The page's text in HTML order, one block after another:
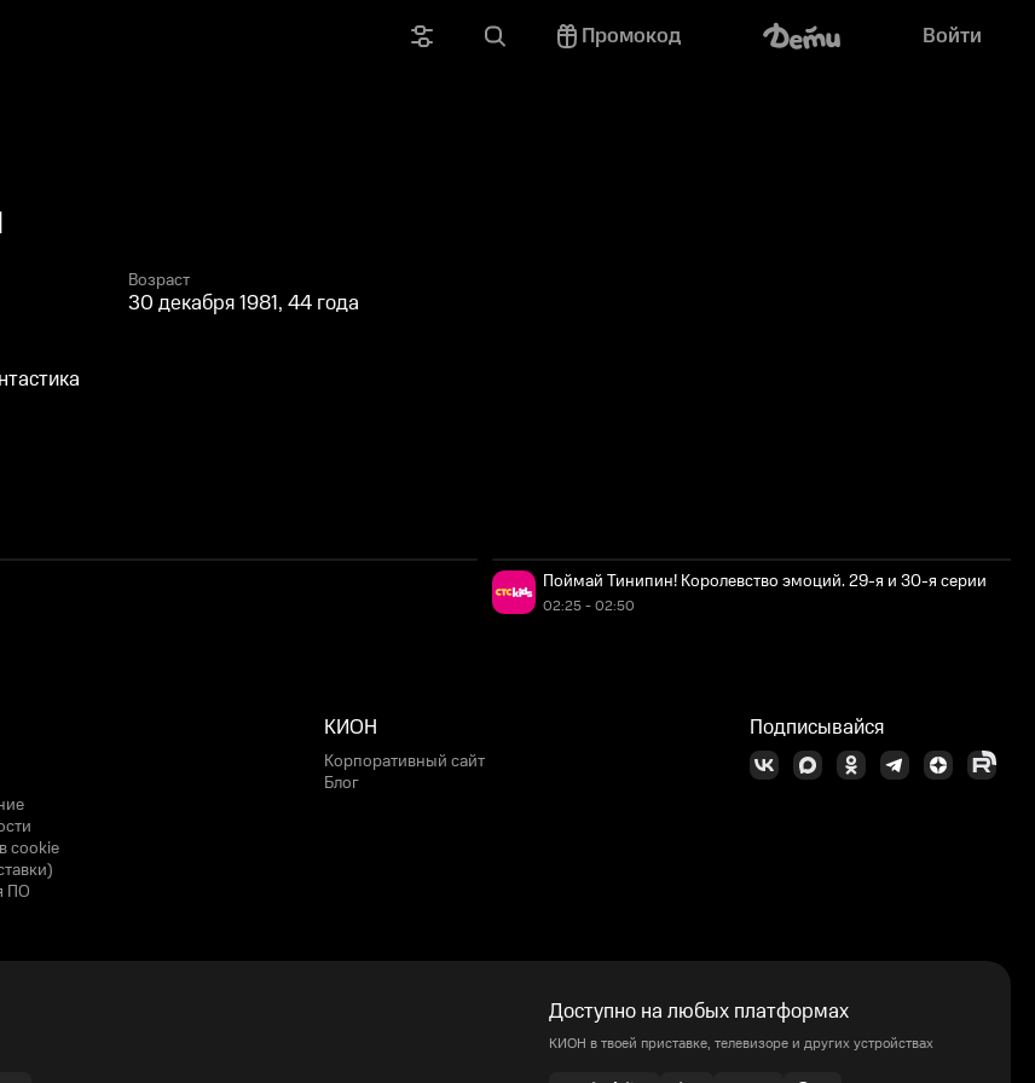
Промокод Войти
Возраст
30 декабря 1981, 44 года
Поймай Тинипин! Королевство эмоций. 29-я и 30-я серии
02:25 - 02:50
cookie
ПО
КИОН
Корпоративный сайт
Блог
Подписывайся
Доступно на любых платформах
КИОН в твоей приставке, телевизоре и других устройствах